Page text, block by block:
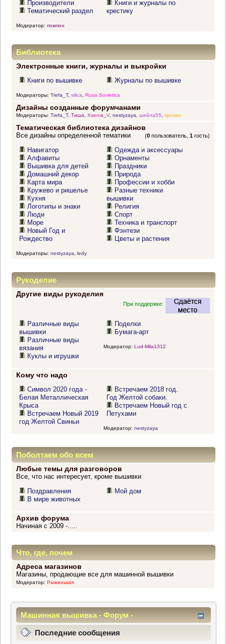
Производители
Тематический раздел
Книги и журналы по
крестику
Модератор: помпон
Библиотека
Электронные книги, журналы и выкройки
Книги по вышивке Журналы по вышивке
Модераторы: Trefa_T, silica Rusa Sovietica
Дизайны созданные форумчанами
Модераторы: Trefa_T, Тиша, Xsenia_V, nestyzaya, шейла55, крохин
Тематическая библиотека дизайнов
(0 пользователь,1 гость)
Все дизайны определенной тематики
Навигатор
Алфавиты
Вышивка для детей
Домашний декор
Карта мира
Кружево и ришелье
Кухня
Логотипы и знаки
Люди
Море
Новый Год и
Рождество
Одежда и аксессуары
Орнаменты
Праздники
Природа
Профессии и хобби
Разные техники
вышивки
Религия
Спорт
Техника и транспорт
Фэнтези
Цветы и растения
Модераторы: nestyzaya ledy
Рукоделие
Другие виды рукоделия
При поддержке:
Различные виды
вышивки
Различные виды
вязания
Куклы и игрушки
Поделки
Бумага-арт
Модератор: Lud-Mila1312
Кому что надо
Символ 2020 года -
Белая Металлическая
Крыса
Встречаем Новый 2019
год Желтой Свиньи
Встречаем 2018 год.
Год Желтой собаки.
Встречаем Новый год с
Петухами
Модератор: nestyzaya
Поболтаем обо всем
Любые темы для разговоров
Все, что нас интересует, кроме вышивки
Поздравления
В мире животных
Мой дом
Архив форума
Начиная с 2009 -.....
Что, где, почем
Адреса магазинов
Магазины, продающие все для машинной вышивки
Модератор: Рыженькая
Машинная вышивка - Форум -
Информационный центр
Последние сообщения